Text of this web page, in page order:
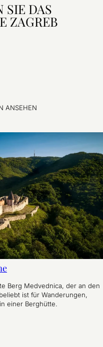
SIE DAS
ZAGREB
ANSEHEN
Berg Medvednica, der an den
ist für Wanderungen,
einer Berghütte.